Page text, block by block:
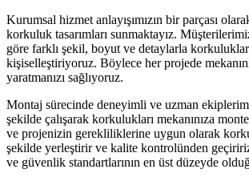
Kurumsal hizmet anlayışımızın bir parçası
korkuluk tasarımları sunmaktayız.
göre farklı şekil, boyut ve detaylarla
kişiselleştiriyoruz. Böylece her projede
yaratmanızı sağlıyoruz.
Montaj sürecinde deneyimli ve uzman
şekilde çalışarak korkulukları mekanınıza
ve projenizin gerekliliklerine uygun olarak
şekilde yerleştirir ve kalite kontrolünden
ve güvenlik standartlarının en üst düzeyde